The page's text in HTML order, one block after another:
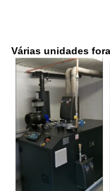
Várias unidades